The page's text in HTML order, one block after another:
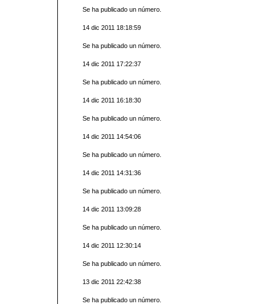
Se ha publicado un número.
14 dic 2011 18:18:59
Se ha publicado un número.
14 dic 2011 17:22:37
Se ha publicado un número.
14 dic 2011 16:18:30
Se ha publicado un número.
14 dic 2011 14:54:06
Se ha publicado un número.
14 dic 2011 14:31:36
Se ha publicado un número.
14 dic 2011 13:09:28
Se ha publicado un número.
14 dic 2011 12:30:14
Se ha publicado un número.
13 dic 2011 22:42:38
Se ha publicado un número.